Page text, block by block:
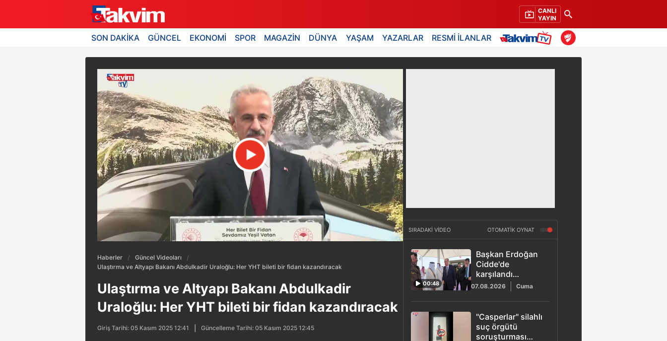
CANLI
YAYIN
SON DAKİKA GÜNCEL EKONOMİ SPOR MAGAZİN DÜNYA YAŞAM YAZARLAR RESMİ İLANLAR
Haberler
Güncel Videoları
Ulaştırma ve Altyapı Bakanı Abdulkadir Uraloğlu: Her YHT bileti bir fidan kazandıracak
Ulaştırma ve Altyapı Bakanı Abdulkadir
Uraloğlu: Her YHT bileti bir fidan kazandıracak
Giriş Tarihi: 05 Kasım 2025 12:41 Güncelleme Tarihi: 05 Kasım 2025 12:45
SIRADAKİ VİDEO OTOMATİK OYNAT
00:48
Başkan Erdoğan
Cidde'de
karşılandı
Mekke'ye geçti
07.08.2026 Cuma
"Casperlar" silahlı
suç örgütü
soruşturması